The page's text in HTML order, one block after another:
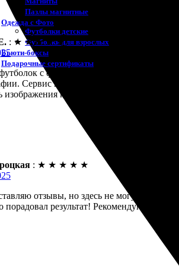
Пазлы магнитные
Одежда с Фото
Футболки детские
Футболки для взрослых
Бьюти-боксы
Подарочные сертификаты
: ★ ★ ★ ★ ★
с фото на заказ — это было
Сервис понятный и доступный.
изображения порадовали. Рекомендую
: ★ ★ ★ ★ ★
отзывы, но здесь не могу
порадовал результат! Рекомендую всем